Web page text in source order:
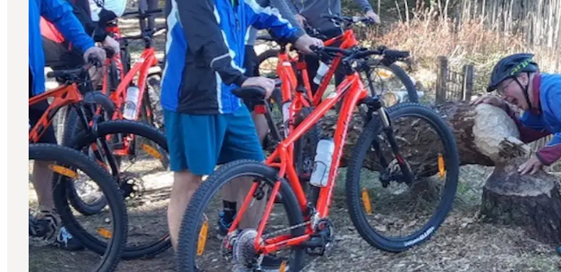
Mach deine Urlaubsplanung